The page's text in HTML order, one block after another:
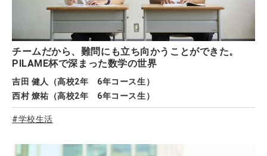
チームだから、難問にも立ち向かうことができた。
PILAME杯で深まった数学の世界
吉田 健人（高校2年 6年コース生）
西村 燎祐（高校2年 6年コース生）
#学校生活